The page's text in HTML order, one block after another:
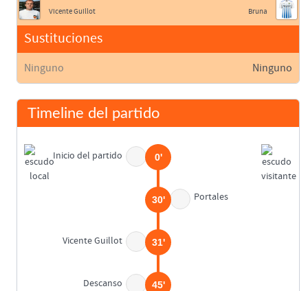
Vicente Guillot
Sustituciones
Ninguno
Bruna
Ninguno
Timeline del partido
Inicio del partido 0'
Portales
30'
Vicente Guillot 31'
Descanso 45'